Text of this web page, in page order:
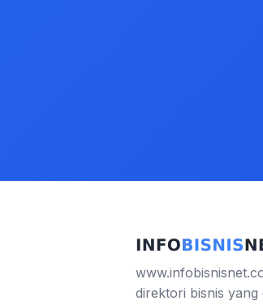
direktori bisnis